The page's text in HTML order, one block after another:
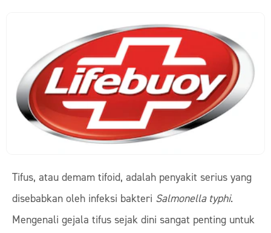
Tifus, atau demam tifoid, adalah penyakit serius yang
disebabkan oleh infeksi bakteri Salmonella typhi.
Mengenali gejala tifus sejak dini sangat penting untuk